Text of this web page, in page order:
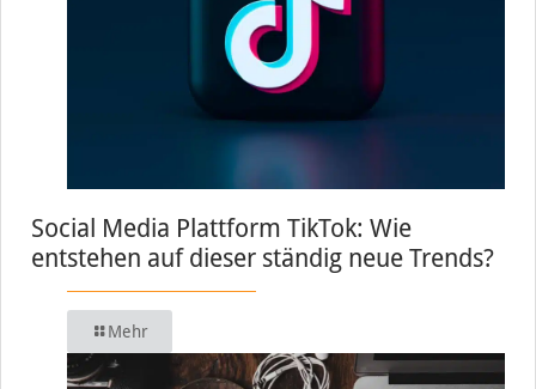
Social Media Plattform TikTok: Wie
entstehen auf dieser ständig neue Trends?
Mehr